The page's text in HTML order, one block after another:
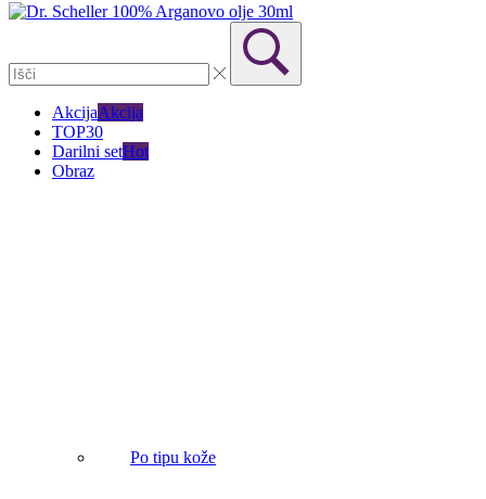
AkcijaAkcija
TOP30
Darilni setHot
Obraz
Po tipu kože